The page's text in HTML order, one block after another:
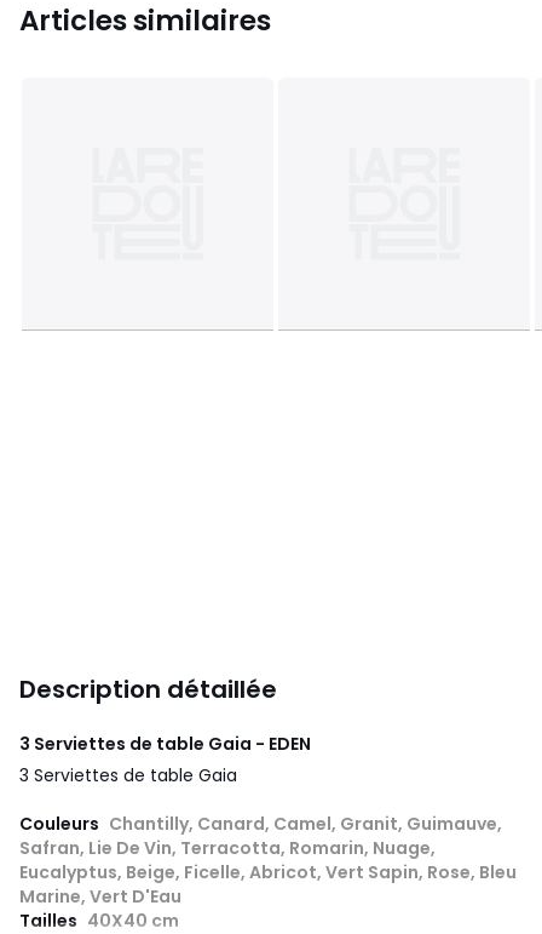
Articles similaires
Description détaillée
3 Serviettes de table Gaia - EDEN
3 Serviettes de table Gaia
Couleurs Chantilly, Canard, Camel, Granit, Guimauve,
Safran, Lie De Vin, Terracotta, Romarin, Nuage,
Eucalyptus, Beige, Ficelle, Abricot, Vert Sapin, Rose, Bleu
Marine, Vert D'Eau
Tailles 40X40 cm